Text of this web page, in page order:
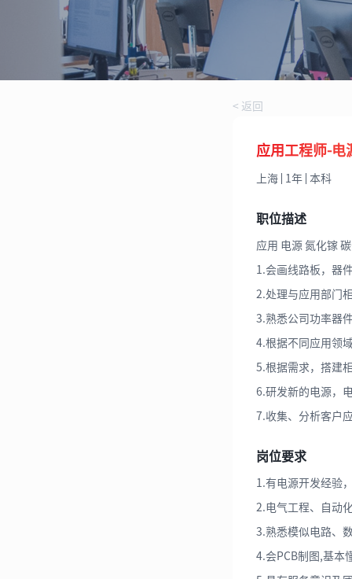
< 返回
应用工程师-电
上海 1年 本科
职位描述
应用 电源 氮化镓
1.会画线路板，器
2.处理与应用部门
3.熟悉公司功率器
4.根据不同应用领
5.根据需求，搭建
6.研发新的电源，
7.收集、分析客户
岗位要求
1.有电源开发经验
2.电气工程、自动
3.熟悉模似电路、
4.会PCB制图,基本